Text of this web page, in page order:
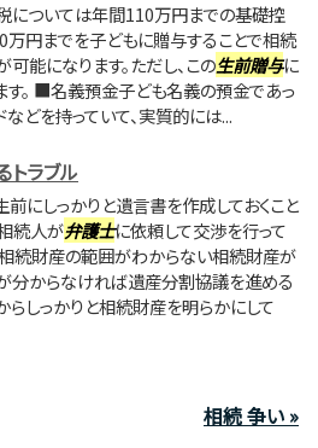
については年間110万円までの基礎控
万円までを子どもに贈与することで相続
能になります。ただし、この生前贈与に
。 ■名義預金子ども名義の預金であっ
どを持っていて、実質的には...
トラブル
にしっかりと遺言書を作成しておくこと
続人が弁護士に依頼して交渉を行って
続財産の範囲がわからない相続財産が
分からなければ遺産分割協議を進める
らしっかりと相続財産を明らかにして
相続 争い »